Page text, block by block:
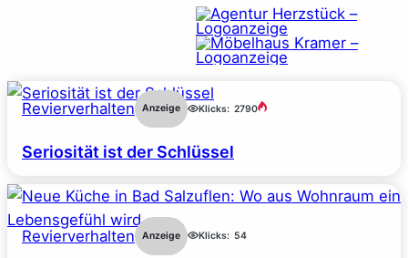
Revierverhalten Anzeige Klicks: 2790
Seriosität ist der Schlüssel
Revierverhalten Anzeige Klicks: 54